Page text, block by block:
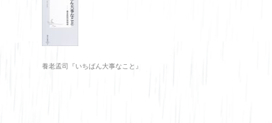
養老孟司『いちばん大事なこと』